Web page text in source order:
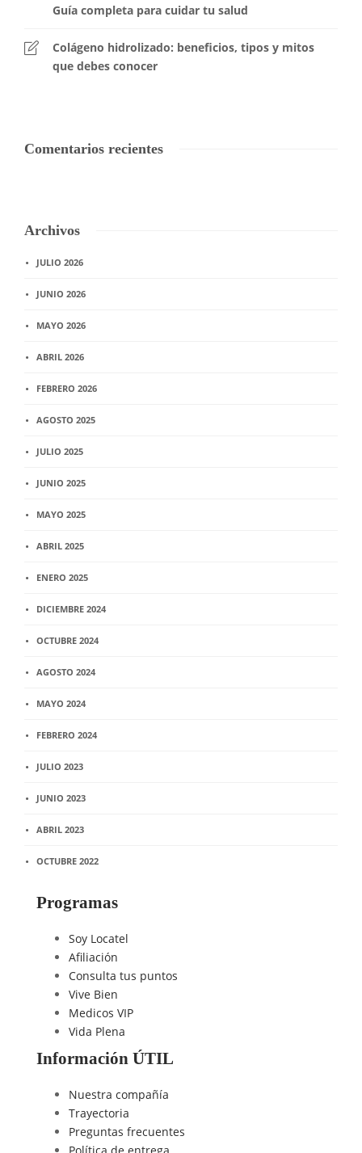
Guía completa para cuidar tu salud
Colágeno hidrolizado: beneficios, tipos y mitos
que debes conocer
Comentarios recientes
Archivos
JULIO 2026
JUNIO 2026
MAYO 2026
ABRIL 2026
FEBRERO 2026
AGOSTO 2025
JULIO 2025
JUNIO 2025
MAYO 2025
ABRIL 2025
ENERO 2025
DICIEMBRE 2024
OCTUBRE 2024
AGOSTO 2024
MAYO 2024
FEBRERO 2024
JULIO 2023
JUNIO 2023
ABRIL 2023
OCTUBRE 2022
Programas
Soy Locatel
Afiliación
Consulta tus puntos
Vive Bien
Medicos VIP
Vida Plena
Información ÚTIL
Nuestra compañía
Trayectoria
Preguntas frecuentes